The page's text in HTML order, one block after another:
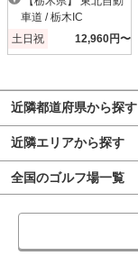
車道 / 栃木IC
土日祝
12,960円〜
近隣都道府県から探す
近隣エリアから探す
全国のゴルフ場一覧